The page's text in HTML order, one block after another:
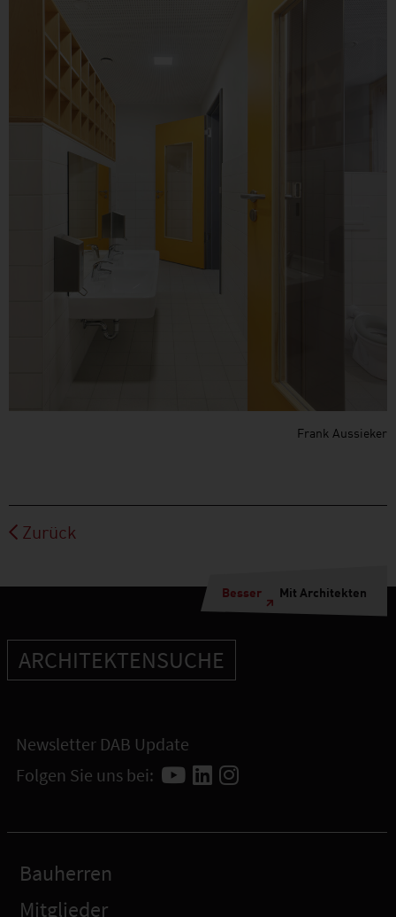
Frank Aussieker
Zurück
Besser Mit Architekten
ARCHITEKTENSUCHE
Newsletter DAB Update
Folgen Sie uns bei:
Bauherren
Mitglieder